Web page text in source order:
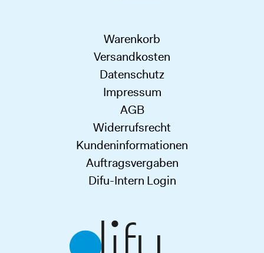
Warenkorb
Versandkosten
Datenschutz
Impressum
AGB
Widerrufsrecht
Kundeninformationen
Auftragsvergaben
Difu-Intern Login